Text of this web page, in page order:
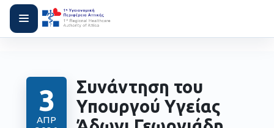
3
ΑΠΡ
Συνάντηση του
Υπουργού Υγείας